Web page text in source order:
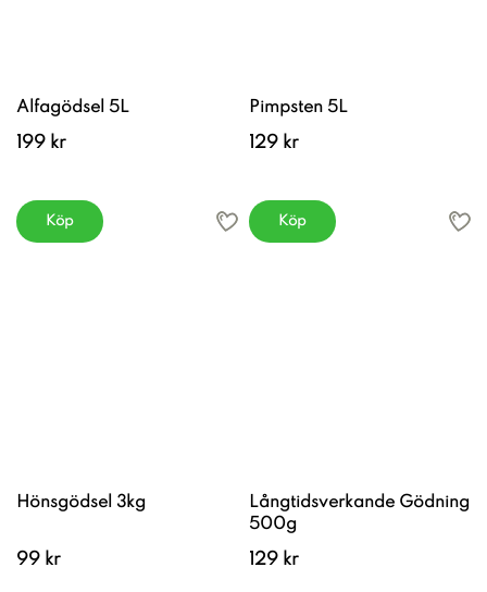
Alfagödsel 5L
199 kr
Köp
Pimpsten 5L
129 kr
Köp
Hönsgödsel 3kg
99 kr
Långtidsverkande Gödning
500g
129 kr